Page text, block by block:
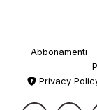
Abbonamenti
Privacy